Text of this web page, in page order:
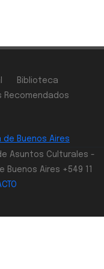
Biblioteca
Recomendados
Asuntos Culturales -
Aires +549 11